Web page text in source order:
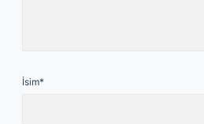
İsim*